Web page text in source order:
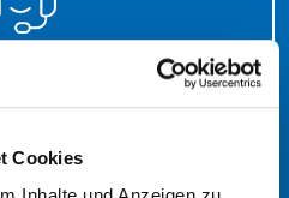
Cookies